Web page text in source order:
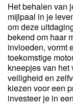
Het behalen van
mijlpaal in je
om deze
bekend om haar
invloeden, vormt
toekomstige
kneepjes van het
veiligheid en
kiezen voor een
investeer je in